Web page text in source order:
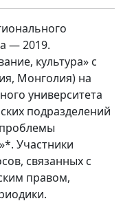
— 2019.
культура» с
Монголия) на
университета
подразделений
Участники
связанных с
правом,